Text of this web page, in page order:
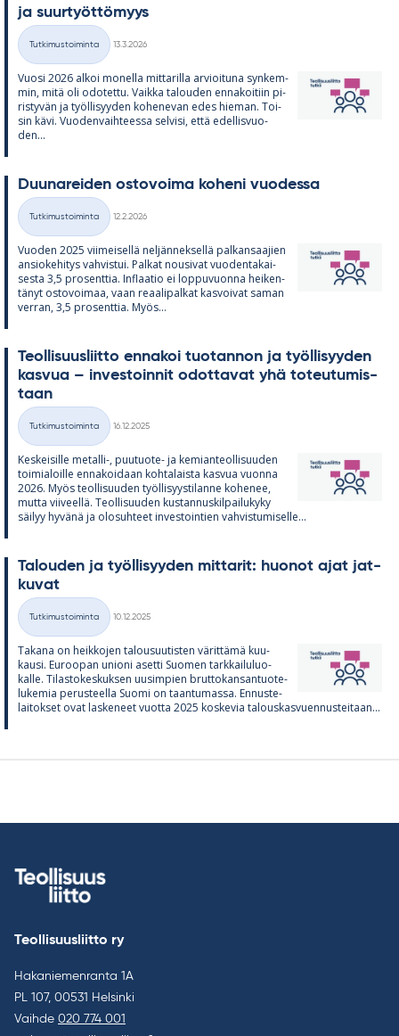
ja suur­työt­tö­myys
Kategoriat
Tutkimustoiminta
13.3.2026
Vuosi 2026 al­koi mo­nella mit­ta­rilla ar­vioi­tuna syn­kem­
min, mitä oli odo­tettu. Vaikka ta­lou­den en­na­koi­tiin pi­
ris­ty­vän ja työl­li­syy­den ko­he­ne­van edes hie­man. Toi­
sin kävi. Vuo­den­vaih­teessa sel­visi, että edel­lis­vuo­
den...
Duu­na­rei­den os­to­voima ko­heni vuo­dessa
Kategoriat
Tutkimustoiminta
12.2.2026
Vuo­den 2025 vii­mei­sellä nel­jän­nek­sellä pal­kan­saa­jien
an­sio­ke­hi­tys vah­vis­tui. Pal­kat nousi­vat vuo­den­ta­kai­
sesta 3,5 pro­sent­tia. In­flaa­tio ei lop­pu­vuonna hei­ken­
tä­nyt os­to­voi­maa, vaan re­aa­li­pal­kat kas­voi­vat sa­man
ver­ran, 3,5 pro­sent­tia. Myös...
Teol­li­suus­liitto en­na­koi tuo­tan­non ja työl­li­syy­den
kas­vua – in­ves­toin­nit odot­ta­vat yhä to­teu­tu­mis­
taan
Kategoriat
Tutkimustoiminta
16.12.2025
Kes­kei­sille me­talli-, puu­tuote- ja ke­mian­teol­li­suu­den
toi­mia­loille en­na­koi­daan koh­ta­laista kas­vua vuonna
2026. Myös teol­li­suu­den työl­li­syys­ti­lanne ko­he­nee,
mutta vii­veellä. Teol­li­suu­den kus­tan­nus­kil­pai­lu­kyky
säi­lyy hy­vänä ja olo­suh­teet in­ves­toin­tien vah­vis­tu­mi­selle...
Ta­lou­den ja työl­li­syy­den mit­ta­rit: huo­not ajat jat­
ku­vat
Kategoriat
Tutkimustoiminta
10.12.2025
Ta­kana on heik­ko­jen ta­lous­uu­tis­ten vä­rit­tämä kuu­
kausi. Eu­roo­pan unioni asetti Suo­men tark­kai­lu­luo­
kalle. Ti­las­to­kes­kuk­sen uusim­pien brut­to­kan­san­tuo­te­
lu­ke­mia pe­rus­teella Suomi on taan­tu­massa. En­nus­te­
lai­tok­set ovat las­ke­neet vuotta 2025 kos­ke­via ta­lous­kas­vuen­nus­tei­taan...
Teollisuusliitto ry
Hakaniemenranta 1A
PL 107, 00531 Helsinki
Vaihde 020 774 001